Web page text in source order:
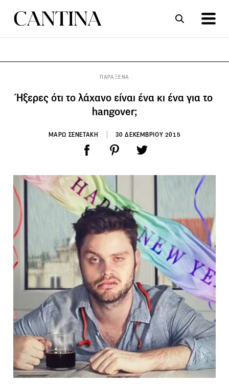
ΠΑΡΑΞΕΝΑ
Ήξερες ότι το λάχανο είναι ένα κι ένα για το
hangover;
ΜΑΡΩ ΣΕΝΕΤΑΚΗ 30 ΔΕΚΕΜΒΡΙΟΥ 2015